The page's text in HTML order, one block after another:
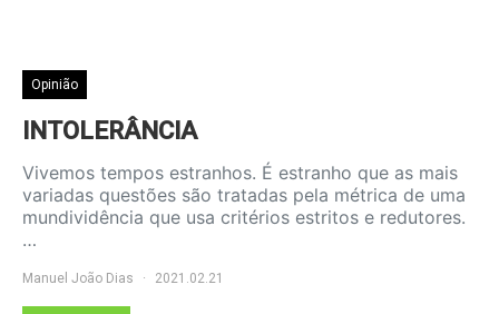
Opinião
INTOLERÂNCIA
Vivemos tempos estranhos. É estranho que as mais
variadas questões são tratadas pela métrica de uma
mundividência que usa critérios estritos e redutores.
…
Manuel João Dias 2021.02.21